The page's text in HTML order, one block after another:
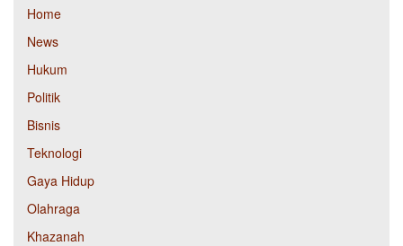
Home
News
Hukum
Politik
Bisnis
Teknologi
Gaya Hidup
Olahraga
Khazanah